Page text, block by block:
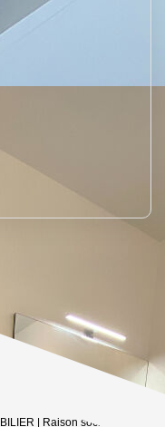
| Raison sociale : DS